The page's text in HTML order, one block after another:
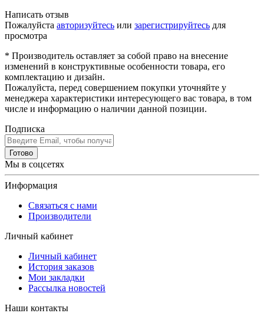
Написать отзыв
Пожалуйста авторизуйтесь или зарегистрируйтесь для
просмотра
* Производитель оставляет за собой право на внесение
изменений в конструктивные особенности товара, его
комплектацию и дизайн.
Пожалуйста, перед совершением покупки уточняйте у
менеджера характеристики интересующего вас товара, в том
числе и информацию о наличии данной позиции.
Подписка
Готово
Мы в соцсетях
Информация
Связаться с нами
Производители
Личный кабинет
Личный кабинет
История заказов
Мои закладки
Рассылка новостей
Наши контакты